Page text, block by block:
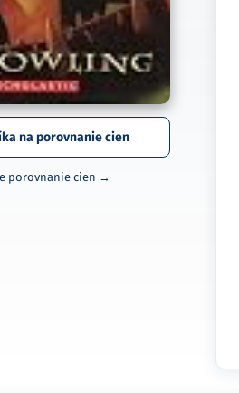
na porovnanie cien
porovnanie cien →